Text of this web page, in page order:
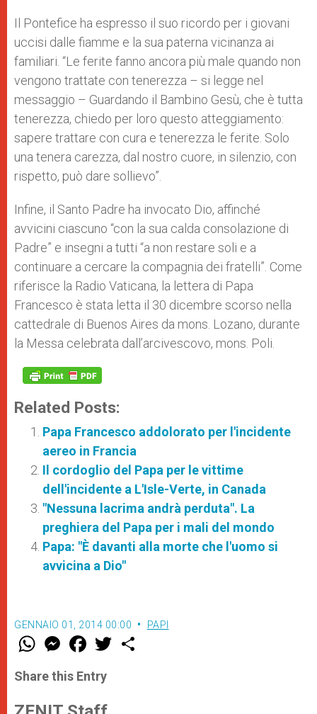
Il Pontefice ha espresso il suo ricordo per i giovani
uccisi dalle fiamme e la sua paterna vicinanza ai
familiari. “Le ferite fanno ancora più male quando non
vengono trattate con tenerezza – si legge nel
messaggio – Guardando il Bambino Gesù, che è tutta
tenerezza, chiedo per loro questo atteggiamento:
sapere trattare con cura e tenerezza le ferite. Solo
una tenera carezza, dal nostro cuore, in silenzio, con
rispetto, può dare sollievo”.
Infine, il Santo Padre ha invocato Dio, affinché
avvicini ciascuno “con la sua calda consolazione di
Padre” e insegni a tutti “a non restare soli e a
continuare a cercare la compagnia dei fratelli”. Come
riferisce la Radio Vaticana, la lettera di Papa
Francesco è stata letta il 30 dicembre scorso nella
cattedrale di Buenos Aires da mons. Lozano, durante
la Messa celebrata dall’arcivescovo, mons. Poli.
Related Posts:
Papa Francesco addolorato per l'incidente
aereo in Francia
Il cordoglio del Papa per le vittime
dell'incidente a L'Isle-Verte, in Canada
"Nessuna lacrima andrà perduta". La
preghiera del Papa per i mali del mondo
Papa: "È davanti alla morte che l'uomo si
avvicina a Dio"
GENNAIO 01, 2014 00:00 PAPI
W
t
s
p
M
e
s
e
g
F
a
e
b
o
w
Share this Entry